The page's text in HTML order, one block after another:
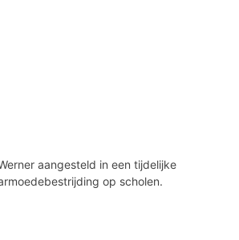
aangesteld in een tijdelijke
op scholen.